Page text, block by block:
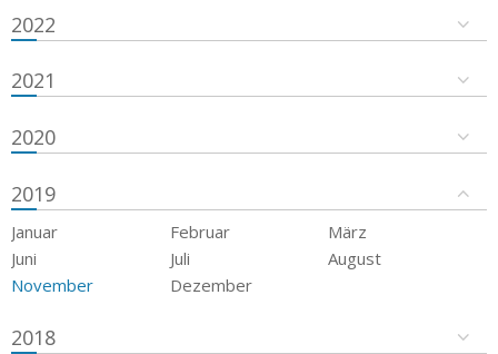
2022
2021
2020
2019
Januar Februar
März
Juni
Juli
August
November
Dezember
2018